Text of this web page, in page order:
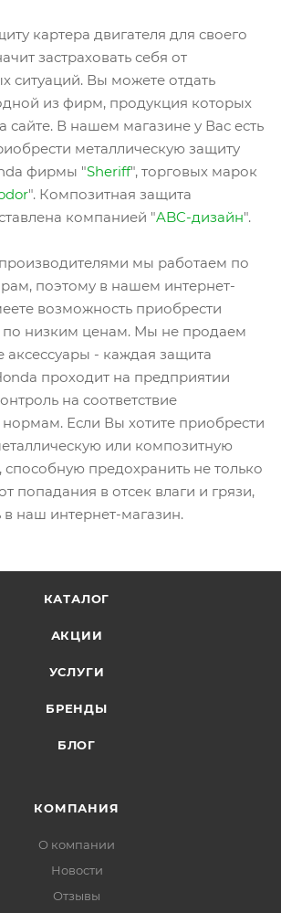
картера двигателя для своего
застраховать себя от
ситуаций. Вы можете отдать
из фирм, продукция которых
сайте. В нашем магазине у Вас есть
металлическую защиту
фирмы "Sheriff", торговых марок
". Композитная защита
компанией "ABC-дизайн".
мы работаем по
поэтому в нашем интернет-
возможность приобрести
по низким ценам. Мы не продаем
аксессуары - каждая защита
проходит на предприятии
на соответствие
Если Вы хотите приобрести
или композитную
способную предохранить не только
попадания в отсек влаги и грязи,
наш интернет-магазин.
КАТАЛОГ
АКЦИИ
УСЛУГИ
БРЕНДЫ
БЛОГ
КОМПАНИЯ
О компании
Новости
Отзывы